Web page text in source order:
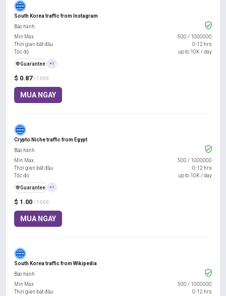
South Korea traffic from Instagram
$ 0.87 / 1000
MUA NGAY
Bảo hành
Min Max
500 / 1000000
Thời gian bắt đầu
0-12 hrs
Tốc độ
up to 10K / day
️🛡️Guarantee +1
Crypto Niche traffic from Egypt
$ 1.00 / 1000
MUA NGAY
Bảo hành
Min Max
500 / 1000000
Thời gian bắt đầu
0-12 hrs
Tốc độ
up to 10K / day
️🛡️Guarantee +1
South Korea traffic from Wikipedia
Bảo hành
Min Max
500 / 1000000
Thời gian bắt đầu
0-12 hrs